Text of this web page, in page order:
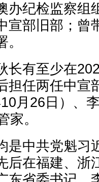
办纪检监察组
宣部旧部；曾
有至少在
担任两任中宣
月26日）、
家。
中共党魁习
后在福建、浙